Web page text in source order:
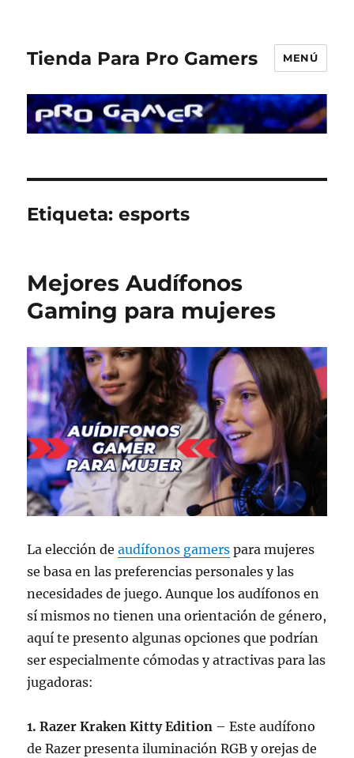
Tienda Para Pro Gamers MENÚ
Etiqueta:esports
Mejores Audífonos
Gaming para mujeres
La elección deaudífonos gamers para mujeres
se basa en las preferencias personales y las
necesidades de juego. Aunque los audífonos en
sí mismos no tienen una orientación de género,
aquí te presento algunas opciones que podrían
ser especialmente cómodas y atractivas para las
jugadoras:
1. Razer Kraken Kitty Edition – Este audífono
de Razer presenta iluminación RGB y orejas de